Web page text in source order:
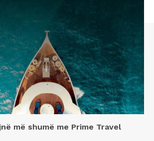
më shumë me Prime Travel